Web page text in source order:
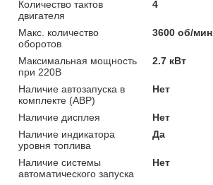
Количество тактов
двигателя
4
Макс. количество
оборотов
3600 об/мин
Максимальная мощность
при 220В
2.7 кВт
Наличие автозапуска в
комплекте (АВР)
Нет
Наличие дисплея
Нет
Наличие индикатора
уровня топлива
Да
Наличие системы
автоматического запуска
Нет